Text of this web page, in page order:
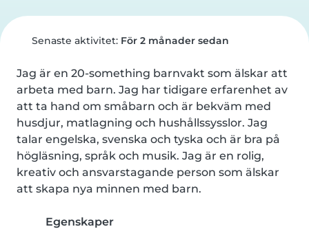
Senaste aktivitet: För 2 månader sedan
Jag är en 20-something barnvakt som älskar att
arbeta med barn. Jag har tidigare erfarenhet av
att ta hand om småbarn och är bekväm med
husdjur, matlagning och hushållssysslor. Jag
talar engelska, svenska och tyska och är bra på
högläsning, språk och musik. Jag är en rolig,
kreativ och ansvarstagande person som älskar
att skapa nya minnen med barn.
Egenskaper